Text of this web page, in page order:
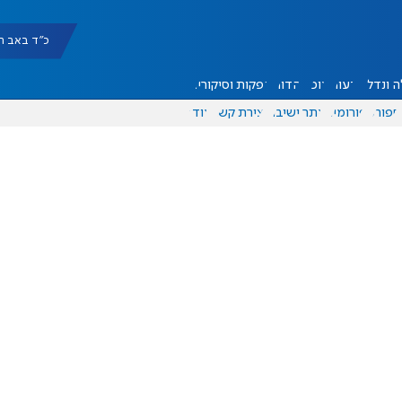
כ"ד באב תשפ"ו
ונדל"ן דעות אוכל יהדות הפקות וסיקורים
ספורט פורומים אתר ישיבה יצירת קשר עוד